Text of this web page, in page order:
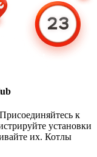
к
установки
их. Котлы